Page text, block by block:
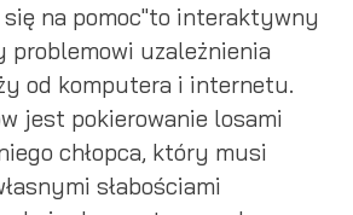
na pomoc"to interaktywny
problemowi uzależnienia
od komputera i internetu.
jest pokierowanie losami
chłopca, który musi
słabościami